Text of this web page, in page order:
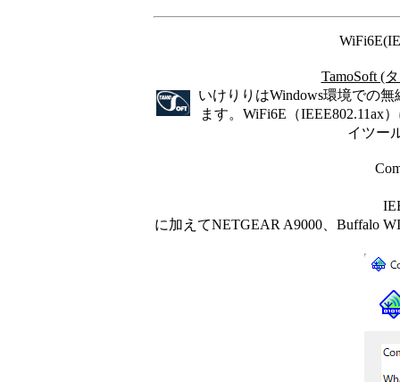
TamoSoft (
いけりりはWindows環境での
ます。WiFi6E（IEEE802.11ax
イツー
に加えてNETGEAR A9000、Buffalo